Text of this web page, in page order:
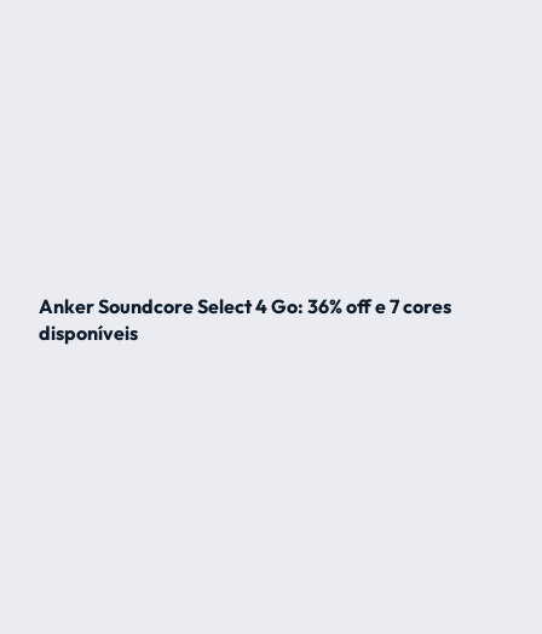
Anker Soundcore Select 4 Go: 36% off e 7 cores
disponíveis